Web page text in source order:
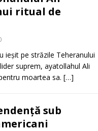
ritual de
ieșit pe străzile Teheranului
suprem, ayatollahul Ali
moartea sa. […]
sub